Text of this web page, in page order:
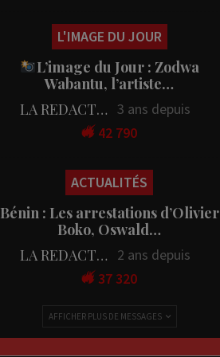
L'IMAGE DU JOUR
L’image du Jour : Zodwa
Wabantu, l’artiste…
LA REDACTION 3 ans depuis
42 790
ACTUALITÉS
Bénin : Les arrestations d’Olivier
Boko, Oswald…
LA REDACTION
2 ans depuis
37 320
AFFICHER PLUS DE MESSAGES